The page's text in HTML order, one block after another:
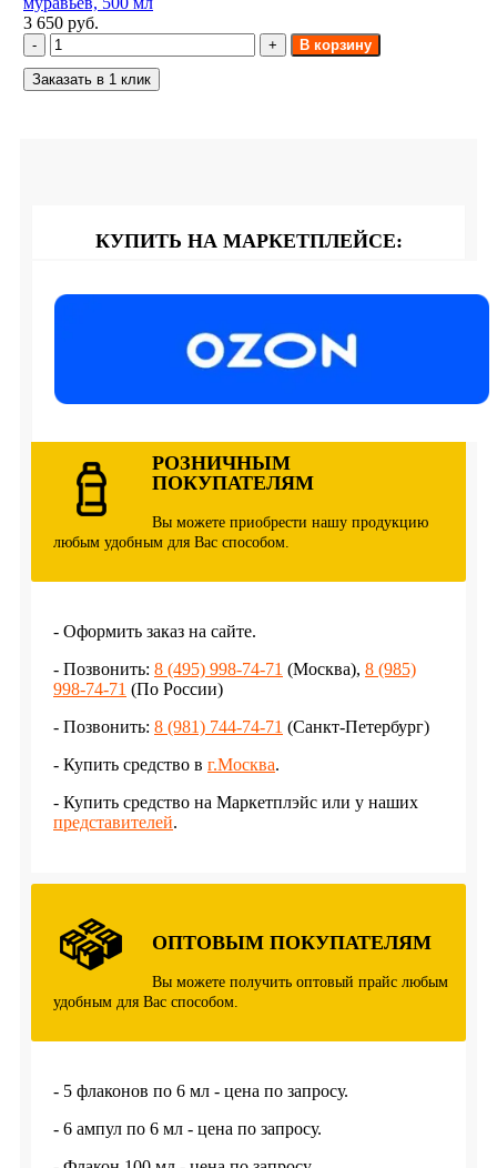
3 650 руб.
В корзину
Заказать в 1 клик
КУПИТЬ НА МАРКЕТПЛЕЙСЕ:
РОЗНИЧНЫМ
ПОКУПАТЕЛЯМ
Вы можете приобрести нашу продукцию
любым удобным для Вас способом.
- Оформить заказ на сайте.
- Позвонить: 8 (495) 998-74-71 (Москва), 8 (985)
998-74-71 (По России)
- Позвонить: 8 (981) 744-74-71 (Санкт-Петербург)
- Купить средство в г.Москва.
- Купить средство на Маркетплэйс или у наших
представителей.
ОПТОВЫМ ПОКУПАТЕЛЯМ
Вы можете получить оптовый прайс любым
удобным для Вас способом.
- 5 флаконов по 6 мл - цена по запросу.
- 6 ампул по 6 мл - цена по запросу.